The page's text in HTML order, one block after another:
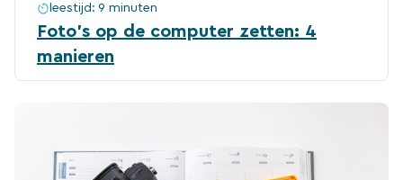
leestijd: 9 minuten
Foto’s op de computer zetten: 4
manieren